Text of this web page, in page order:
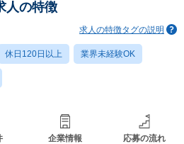
人の特徴
求人の特徴タグの説明
休日120日以上 業界未経験OK
企業情報 応募の流れ